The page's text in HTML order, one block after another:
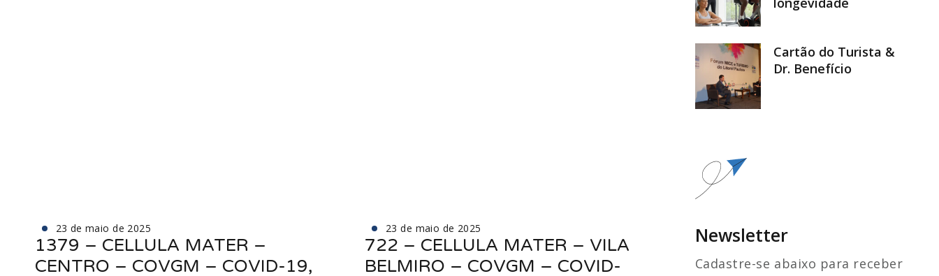
23 de maio de 2025
1379 – CELLULA MATER –
CENTRO – COVGM – COVID-19,
23 de maio de 2025
722 – CELLULA MATER – VILA
BELMIRO – COVGM – COVID-
Cartão do Turista &
Dr. Benefício
Newsletter
Cadastre-se abaixo para receber